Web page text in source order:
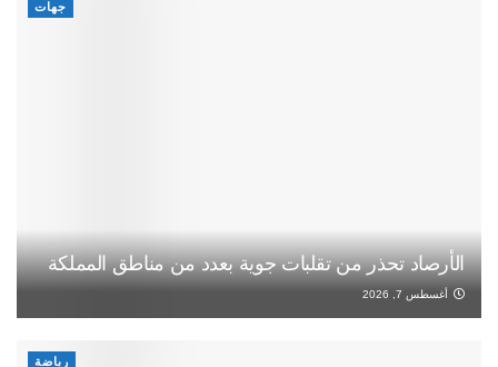
جهات
الأرصاد تحذر من تقلبات جوية بعدد من مناطق المملكة
أغسطس 7, 2026
رياضة